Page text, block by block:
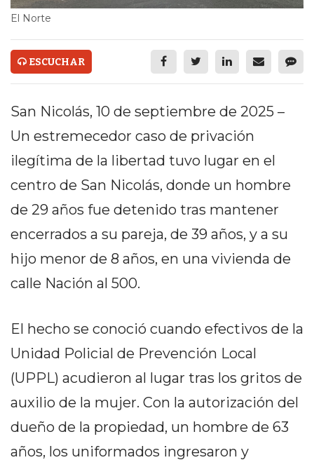
HORÓSCOPO
CHANGUITO.COM.AR Y
TIENDAS ONLINE CON
EN ARGENTINA:
CHANGUITO.COM.AR VS
OTRAS PLATAFORMAS DE
VENTA POR WHATSAPP
WHATSAPP: LA GUÍA
DEFINITIVA PARA
RESTAURANTES Y
DELIVERIES
El Norte
ESCUCHAR
San Nicolás, 10 de septiembre de 2025 –
Un estremecedor caso de privación
ilegítima de la libertad tuvo lugar en el
centro de San Nicolás, donde un hombre
de 29 años fue detenido tras mantener
encerrados a su pareja, de 39 años, y a su
hijo menor de 8 años, en una vivienda de
calle Nación al 500.
El hecho se conoció cuando efectivos de la
Unidad Policial de Prevención Local
(UPPL) acudieron al lugar tras los gritos de
auxilio de la mujer. Con la autorización del
dueño de la propiedad, un hombre de 63
años, los uniformados ingresaron y